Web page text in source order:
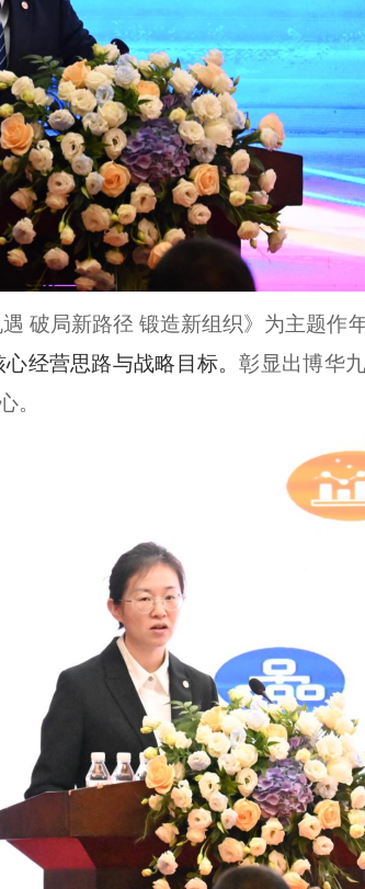
破局新路径 锻造新组织》为主题作
心经营思路与战略目标。彰显出博华
。